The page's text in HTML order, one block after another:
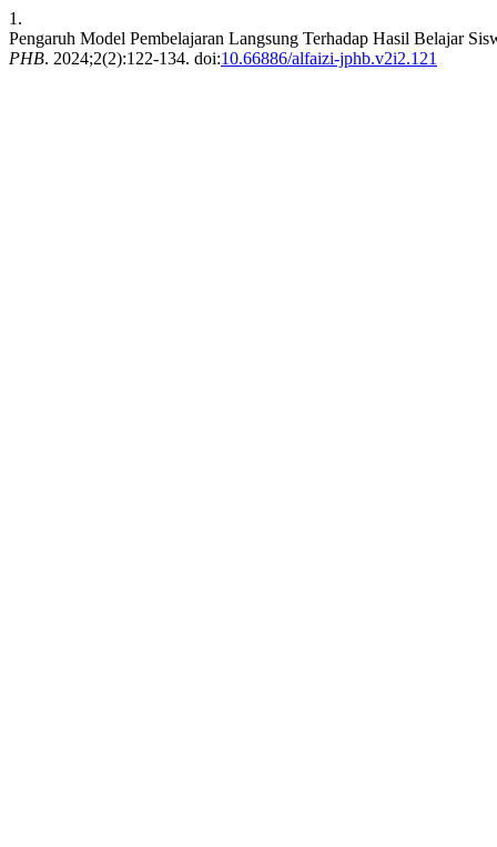
1.
Pengaruh Model Pembelajaran Langsung Terhadap Hasil Belajar
PHB. 2024;2(2):122-134. doi:10.66886/alfaizi-jphb.v2i2.121